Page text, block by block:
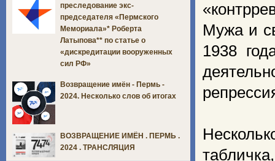
Мужа и
1938
преследование экс-
председателя «Пермского
Мемориала»* Роберта
Латыпова** по статье о
«дискредитации вооруженных
сил РФ»
Возвращение имён - Пермь -
2024. Несколько слов об итогах
ВОЗВРАЩЕНИЕ ИМЁН . ПЕРМЬ .
2024 . ТРАНСЛЯЦИЯ